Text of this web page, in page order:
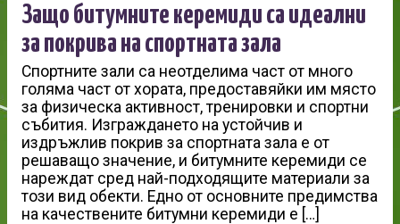
Защо битумните керемиди са идеални
за покрива на спортната зала
Спортните зали са неотделима част от много
голяма част от хората, предоставяйки им място
за физическа активност, тренировки и спортни
събития. Изграждането на устойчив и
издръжлив покрив за спортната зала е от
решаващо значение, и битумните керемиди се
нареждат сред най-подходящите материали за
този вид обекти. Едно от основните предимства
на качествените битумни керемиди е […]